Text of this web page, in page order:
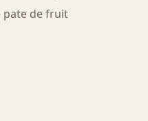
pate de fruit